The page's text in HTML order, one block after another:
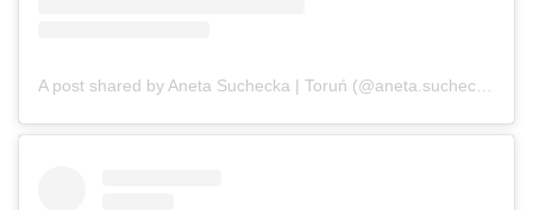
A post shared by Aneta Suchecka | Toruń (@aneta.suchecka)